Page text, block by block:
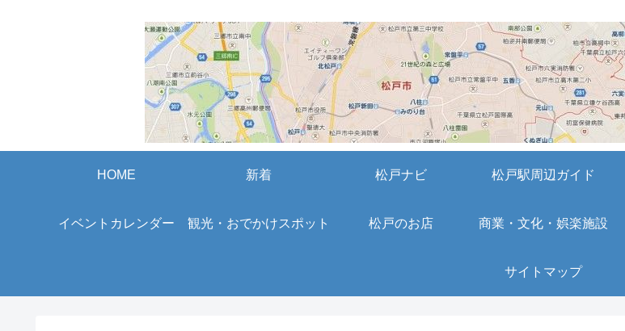
HOME 新着 松戸ナビ 松戸駅周辺ガイド
イベントカレンダー 観光・おでかけスポット 松戸のお店 商業・文化・娯楽施設
サイトマップ